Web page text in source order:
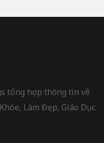
tổng hợp thông tin về
Làm Đẹp, Giáo Dục.